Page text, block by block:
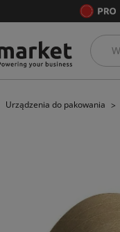
Urządzenia do pakowania